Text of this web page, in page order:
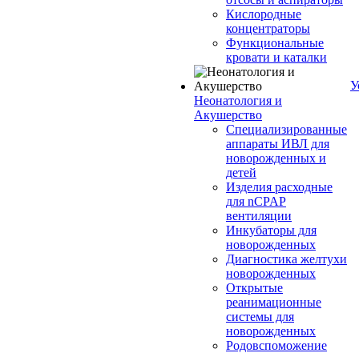
Кислородные
концентраторы
Функциональные
кровати и каталки
Неонатология и
Акушерство
Специализированные
аппараты ИВЛ для
новорожденных и
детей
Изделия расходные
для nCPAP
вентиляции
Инкубаторы для
новорожденных
Диагностика желтухи
новорожденных
Открытые
реанимационные
системы для
новорожденных
Родовспоможение